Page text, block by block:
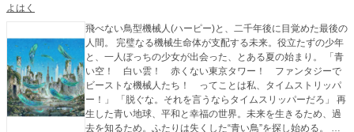
よはく
飛べない鳥型機械人(ハーピー)と、二千年後に目覚めた最後の
人間。 完璧なる機械生命体が支配する未来。役立たずの少年
と、一人ぼっちの少女が出会った、とある夏の始まり。 「青
い空！ 白い雲！ 赤くない東京タワー！ ファンタジーで
ビーストな機械人たち！ ってことは私、タイムストリッパ
ー！」 「脱ぐな。それを言うならタイムスリッパーだろ」 再
生した青い地球、平和と幸福の世界。未来を生きるため、過
去を知るため。ふたりは失くした“青い鳥”を探し始める。 ※